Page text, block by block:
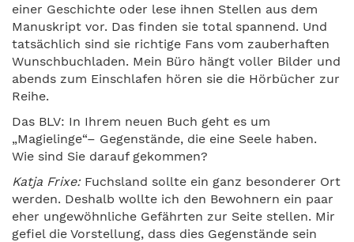
einer Geschichte oder lese ihnen Stellen aus dem
Manuskript vor. Das finden sie total spannend. Und
tatsächlich sind sie richtige Fans vom zauberhaften
Wunschbuchladen. Mein Büro hängt voller Bilder und
abends zum Einschlafen hören sie die Hörbücher zur
Reihe.
Das BLV: In Ihrem neuen Buch geht es um
„Magielinge“– Gegenstände, die eine Seele haben.
Wie sind Sie darauf gekommen?
Katja Frixe:Fuchsland sollte ein ganz besonderer Ort
werden. Deshalb wollte ich den Bewohnern ein paar
eher ungewöhnliche Gefährten zur Seite stellen. Mir
gefiel die Vorstellung, dass dies Gegenstände sein